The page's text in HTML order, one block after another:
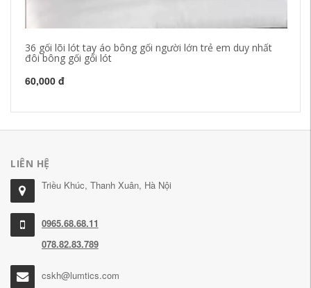
36 gối lõi lót tay áo bông gối người lớn trẻ em duy nhất
đôi bông gối gối lót
60,000 đ
LIÊN HỆ
Triều Khúc, Thanh Xuân, Hà Nội
0965.68.68.11
078.82.83.789
cskh@lumtics.com